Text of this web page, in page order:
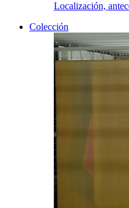
Localización,
Colección